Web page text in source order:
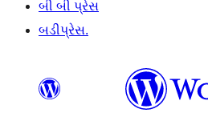
બી બી પ્રેસ
બડીપ્રેસ.